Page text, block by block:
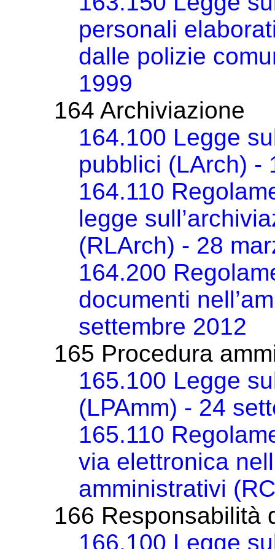
personali
dalle polizie
1999
164 Archiviazione
164.100 Legge
pubblici (LArch) -
164.110
legge
(RLArch) - 28
164.200
documenti
settembre 2012
165 Procedura
165.100 Legge
(LPAmm) - 24
165.110
via elettronica
amministrativi
166 Responsabilità
166.100 Legge